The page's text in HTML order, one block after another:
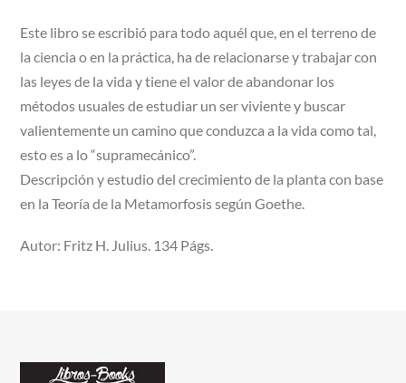
Este libro se escribió para todo aquél que, en el terreno de
la ciencia o en la práctica, ha de relacionarse y trabajar con
las leyes de la vida y tiene el valor de abandonar los
métodos usuales de estudiar un ser viviente y buscar
valientemente un camino que conduzca a la vida como tal,
esto es a lo “supramecánico”.
Descripción y estudio del crecimiento de la planta con base
en la Teoría de la Metamorfosis según Goethe.
Autor: Fritz H. Julius. 134 Págs.